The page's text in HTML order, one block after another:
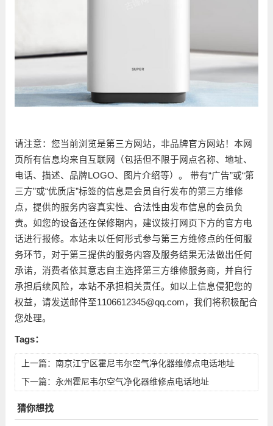
请注意：您当前浏览是第三方网站，非品牌官方网站！本网
页所有信息均来自互联网（包括但不限于网点名称、地址、
电话、描述、品牌LOGO、图片介绍等）。 带有“广告”或“第
三方”或“优质店”标签的信息是会员自行发布的第三方维修
点，提供的服务内容真实性、合法性由发布信息的会员负
责。如您的设备还在保修期内，建议拨打网页下方的官方电
话进行报修。本站未以任何形式参与第三方维修点的任何服
务环节，对于第三提供的服务内容及服务结果无法做出任何
承诺，消费者依其意志自主选择第三方维修服务商，并自行
承担后续风险，本站不承担相关责任。如以上信息侵犯您的
权益，请发送邮件至1106612345@qq.com，我们将积极配合
您处理。
Tags：
上一篇： 南京江宁区霍尼韦尔空气净化器维修点电话地址
下一篇： 永州霍尼韦尔空气净化器维修点电话地址
猜你想找